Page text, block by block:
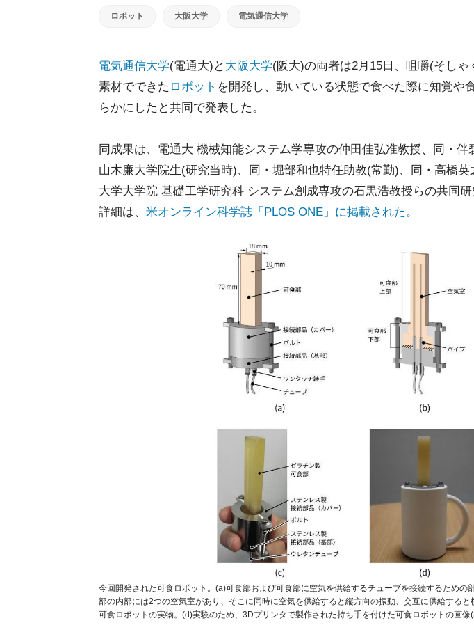
ロボット 大阪大学 電気通信大学
電気通信大学(電通大)と 大阪大学(阪大)の両者は2月15日、咀嚼(そし
素材でできた ロボット を開発し、動いている状態で食べた際に知覚や
らかにしたと共同で発表した。
同成果は、電通大 機械知能システム学専攻の仲田佳弘准教授、同・伴
山木廉大学院生(研究当時)、同・堀部和也特任助教(常勤)、同・高橋英
大学大学院 基礎工学研究科 システム創成専攻の石黒浩教授らの共同研
詳細は、 米オンライン科学誌「PLOS ONE」に掲載された。
今回開発された可食ロボット。(a)可食部および可食部に空気を供給するチューブを接続するための
部の内部には2つの空気室があり、そこに同時に空気を供給すると縦方向の振動、交互に供給する
可食ロボットの実物。(d)実験のため、3Dプリンタで製作された持ち手を付けた可食ロボットの画